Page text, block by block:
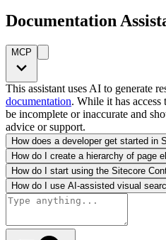
Documentation
MCP
This assistant uses AI to generate
documentation. While it has
be incomplete or inaccurate and
advice or support.
How does a developer get started in
How do I create a hierarchy of page
How do I start using the Sitecore
How do I use AI-assisted visual